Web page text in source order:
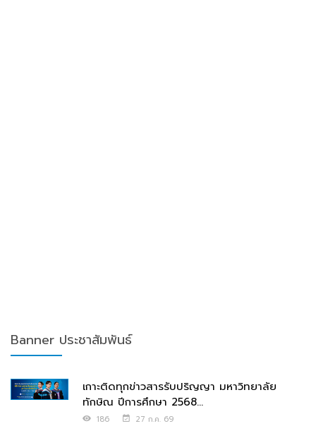
Banner ประชาสัมพันธ์
เกาะติดทุกข่าวสารรับปริญญา มหาวิทยาลัย
ทักษิณ ปีการศึกษา 2568...
186 27 ก.ค. 69